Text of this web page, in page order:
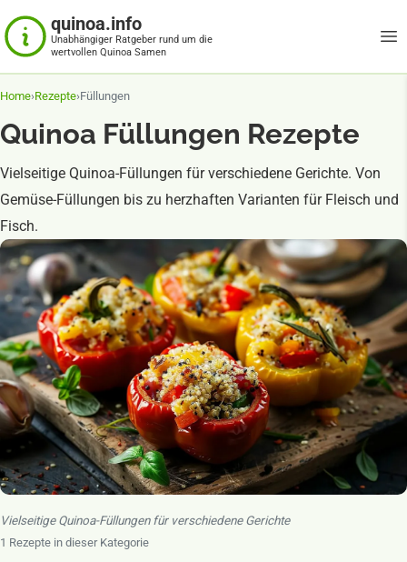
quinoa.info
Unabhängiger Ratgeber rund um die
wertvollen Quinoa Samen
Home›Rezepte›Füllungen
Quinoa Füllungen Rezepte
Vielseitige Quinoa-Füllungen für verschiedene Gerichte. Von
Gemüse-Füllungen bis zu herzhaften Varianten für Fleisch und
Fisch.
Vielseitige Quinoa-Füllungen für verschiedene Gerichte
1 Rezepte in dieser Kategorie